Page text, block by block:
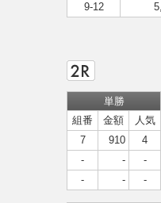
9-12
単勝
組番
金額
人気
7
910
4
-
-
-
-
- -